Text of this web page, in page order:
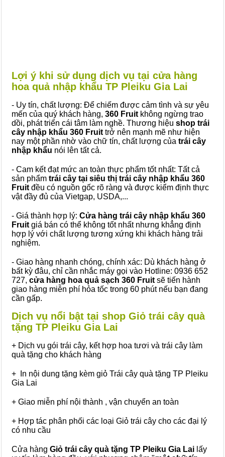
Lợi ý khi sử dụng dịch vụ tại cửa hàng
hoa quả nhập khẩu TP Pleiku Gia Lai
- Uy tín, chất lượng: Để chiếm được cảm tình và sự yêu
mến của quý khách hàng, 360 Fruit không ngừng trao
dồi, phát triển cái tâm làm nghề. Thương hiệu shop trái
cây nhập khẩu 360 Fruit trở nên mạnh mẽ như hiện
nay một phần nhờ vào chữ tín, chất lượng của trái cây
nhập khẩu nói lên tất cả.
- Cam kết đạt mức an toàn thực phẩm tốt nhất: Tất cả
sản phẩm trái cây tại siêu thị trái cây nhập khẩu 360
Fruit đều có nguồn gốc rõ ràng và được kiểm định thực
vật đầy đủ của Vietgap, USDA,...
- Giá thành hợp lý: Cửa hàng trái cây nhập khẩu 360
Fruit giá bán có thể không tốt nhất nhưng khẳng định
hợp lý với chất lượng tương xứng khi khách hàng trải
nghiệm.
- Giao hàng nhanh chóng, chính xác: Dù khách hàng ở
bất kỳ đâu, chỉ cần nhắc máy gọi vào Hotline: 0936 652
727, cửa hàng hoa quả sạch 360 Fruit sẽ tiến hành
giao hàng miễn phí hỏa tốc trong 60 phút nếu bạn đang
cần gấp.
Dịch vụ nổi bật tại shop Giỏ trái cây quà
tặng TP Pleiku Gia Lai
+ Dịch vụ gói trái cây, kết hợp hoa tươi và trái cây làm
quà tặng cho khách hàng
+ In nội dung tặng kèm giỏ Trái cây quà tặng TP Pleiku
Gia Lai
+ Giao miễn phí nội thành , vận chuyển an toàn
+ Hợp tác phân phối các loại Giỏ trái cây cho các đại lý
có nhu cầu
Cửa hàng Giỏ trái cây quà tặng TP Pleiku Gia Lai lấy